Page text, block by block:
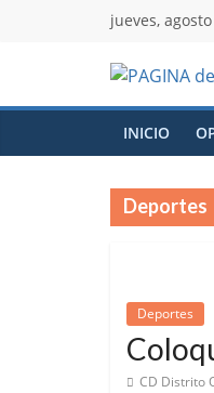
jueves,
INICIO
Deportes
Deportes
CD Distrito